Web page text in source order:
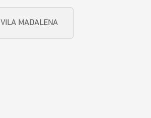
VILA MADALENA